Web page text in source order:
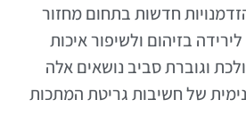
חדשות בתחום מחזור
בזיהום ולשיפור איכות
וגוברת סביב נושאים אלה
של חשיבות גריטת המתכות